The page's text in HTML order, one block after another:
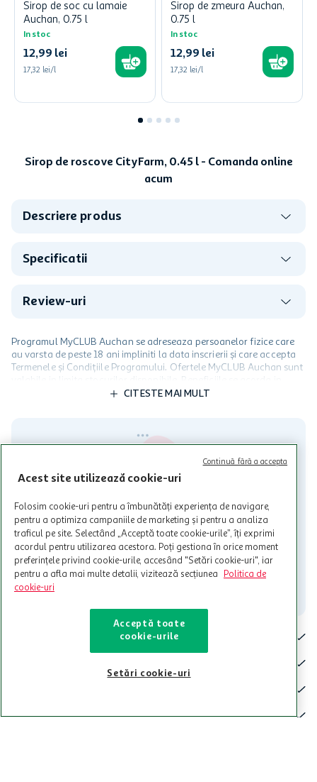
Sirop de soc cu lamaie
Auchan, 0.75 l
In stoc
12,99 lei
17,32 lei/l
Sirop de zmeura Auchan,
0.75 l
In stoc
12,99 lei
17,32 lei/l
Sirop de roscove CityFarm, 0.45 l - Comanda online
acum
Descriere produs
Specificatii
Review-uri
Programul MyCLUB Auchan se adreseaza persoanelor fizice care
au varsta de peste 18 ani impliniti la data inscrierii și care accepta
Termenele și Condițiile Programului. Ofertele MyCLUB Auchan sunt
valabile in limita stocurilor disponibile. Beneficiile se acorda in
limita a 12 unitati / card client o singura data in perioada promotiei.
activitati in afara celor mentionate in Termene si Conditii. Auchan
nu raspunde pentru imposibilitatea utilizarii Cardului in perioada in
care aceste este suspendat sau in perioada in care sunt efectuate
intretineri sau reparatii tehnice la sistemul de utilizarea al Cardului.
CITESTE MAI MULT
Contacteaza-ne!
Iti stam mereu la dispozitie.
021-9141 contact@auchan.ro
Tinem aproape
Acest site utilizează cookie-uri
Folosim cookie-uri pentru a îmbunătăți experiența de navigare,
pentru a optimiza campaniile de marketing și pentru a analiza
traficul pe site. Selectând „Acceptă toate cookie-urile”, îți exprimi
acordul pentru utilizarea acestora. Poți gestiona în orice moment
preferințele privind cookie-urile, accesând "Setări cookie-uri", iar
pentru a afla mai multe detalii, vizitează secțiunea
Politica de
cookie-uri
Acceptă toate
cookie-urile
Setări cookie-uri
Continuă fără a accepta